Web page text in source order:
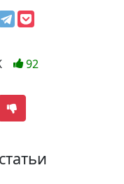
92